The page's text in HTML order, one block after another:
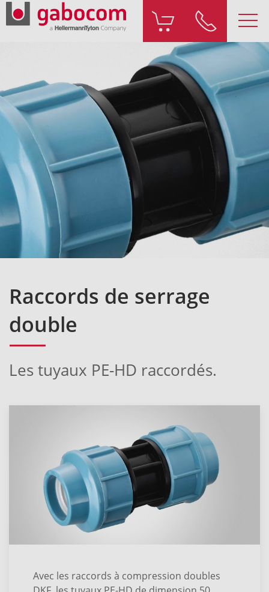
Raccords de serrage
double
Les tuyaux PE-HD raccordés.
Avec les raccords à compression doubles